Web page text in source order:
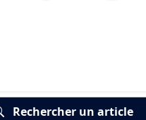
Rechercher un article